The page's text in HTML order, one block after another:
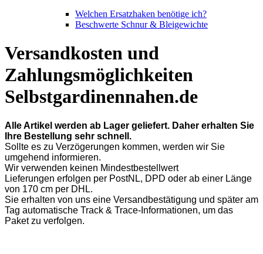
Welchen Ersatzhaken benötige ich?
Beschwerte Schnur & Bleigewichte
Versandkosten und
Zahlungsmöglichkeiten
Selbstgardinennahen.de
Alle Artikel werden ab Lager geliefert. Daher erhalten Sie
Ihre Bestellung sehr schnell.
Sollte es zu Verzögerungen kommen, werden wir Sie
umgehend informieren.
Wir verwenden keinen Mindestbestellwert
Lieferungen erfolgen per PostNL, DPD oder ab einer Länge
von 170 cm per DHL.
Sie erhalten von uns eine Versandbestätigung und später am
Tag automatische Track & Trace-Informationen, um das
Paket zu verfolgen.